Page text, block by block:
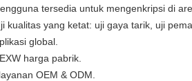
tersedia untuk mengenkripsi di
kualitas yang ketat: uji gaya tarik, uji
global.
harga pabrik.
OEM & ODM.